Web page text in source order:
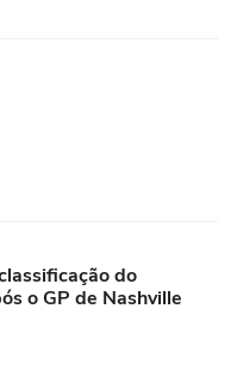
do
o GP de Nashville